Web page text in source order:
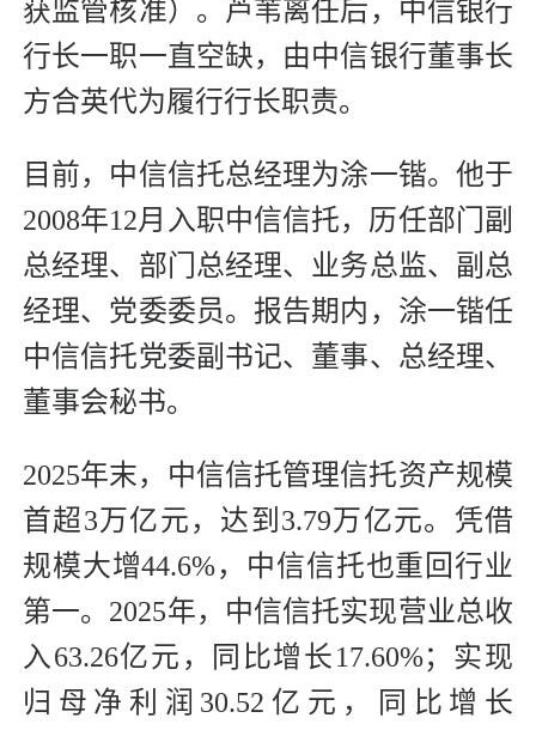
获监管核准）。芦苇离任后，中信银行
行长一职一直空缺，由中信银行董事长
方合英代为履行行长职责。
目前，中信信托总经理为涂一锴。他于
2008年12月入职中信信托，历任部门副
总经理、部门总经理、业务总监、副总
经理、党委委员。报告期内，涂一锴任
中信信托党委副书记、董事、总经理、
董事会秘书。
2025年末，中信信托管理信托资产规模
首超3万亿元，达到3.79万亿元。凭借
规模大增44.6%，中信信托也重回行业
第一。2025年，中信信托实现营业总收
入63.26亿元，同比增长17.60%；实现
归母净利润30.52亿元，同比增长